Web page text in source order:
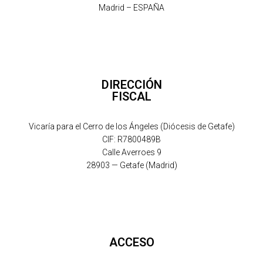
Madrid – ESPAÑA
DIRECCIÓN
FISCAL
Vicaría para el Cerro de los Ángeles (Diócesis de Getafe)
CIF: R7800489B
Calle Averroes 9
28903 — Getafe (Madrid)
ACCESO